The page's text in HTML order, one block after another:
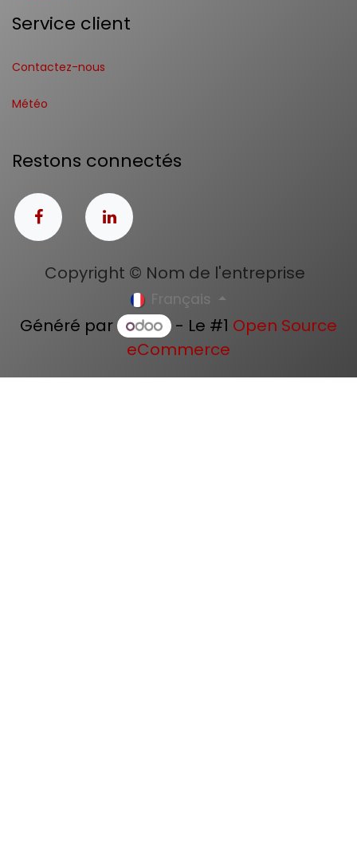
Service client
Contactez-nous
Météo
Restons connectés
Copyright © Nom de l'entreprise
Français
Généré par - Le #1 Open Source
eCommerce